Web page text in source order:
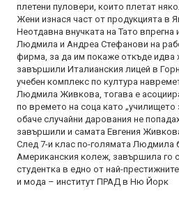
плетени пуловери, които плетат
Жени изнася част от продукцията в
Неотдавна внучката на Тато впрегна
Людмила и Андреа Стефанови на
фирма, за да им покаже откъде идва
завършили Италианския лицей в
учебен комплекс по култура
Людмила Живкова, тогава е
по времето на соца като „училището
обаче случайни дарования не
завършили и самата Евгения
След 7-и клас по-голямата Людмила
Американския колеж, завършила го
студентка в едно от най-
и мода – институт ПРАД в Ню Йорк